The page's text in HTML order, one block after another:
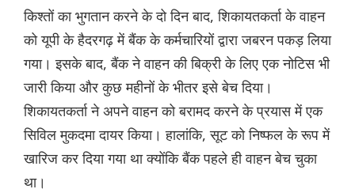
किश्तों का भुगतान करने के दो दिन बाद, शिकायतकर्ता के वाहन
को यूपी के हैदरगढ़ में बैंक के कर्मचारियों द्वारा जबरन पकड़ लिया
गया। इसके बाद, बैंक ने वाहन की बिक्री के लिए एक नोटिस भी
जारी किया और कुछ महीनों के भीतर इसे बेच दिया।
शिकायतकर्ता ने अपने वाहन को बरामद करने के प्रयास में एक
सिविल मुकदमा दायर किया। हालांकि, सूट को निष्फल के रूप में
खारिज कर दिया गया था क्योंकि बैंक पहले ही वाहन बेच चुका
था।